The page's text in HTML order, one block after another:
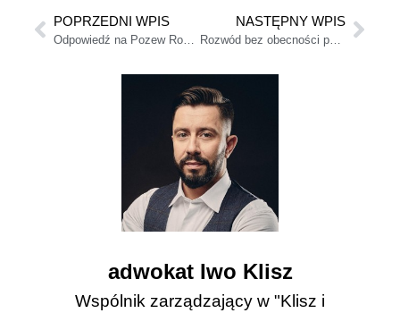
POPRZEDNI WPIS NASTĘPNY WPIS
Rozwód bez obecności pozwanego
adwokat Iwo Klisz
Wspólnik zarządzający w "Klisz i